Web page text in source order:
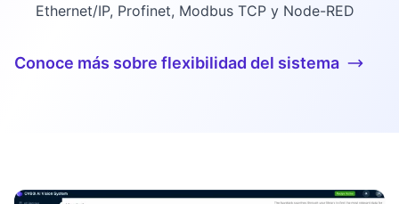
Ethernet/IP, Profinet, Modbus TCP y Node-RED
Conoce más sobre flexibilidad del sistema